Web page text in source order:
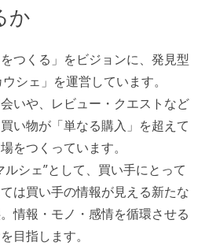
1テーブルあたり数千万レコー
ている
（数千rps以上）
TB以上）
イブリットワーク（週3出社）
きる制度がある
子育てしながら働いていたエン
か
つくる」をビジョンに、発見型
シェ」を運営しています。
いや、レビュー・クエストなど
い物が「単なる購入」を超えて
をつくっています。
シェ”として、買い手にとって
は買い手の情報が見える新たな
情報・モノ・感情を循環させる
目指します。